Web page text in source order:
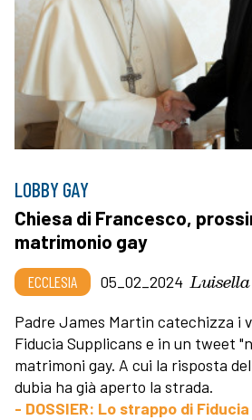
LOBBY GAY
Chiesa di Francesco,
matrimonio gay
ECCLESIA 05_02_2024
Padre James Martin catechizza i
Fiducia Supplicans e in un tweet
matrimoni gay. A cui la risposta
dubia ha già aperto la strada.
- DOSSIER: Lo strappo di